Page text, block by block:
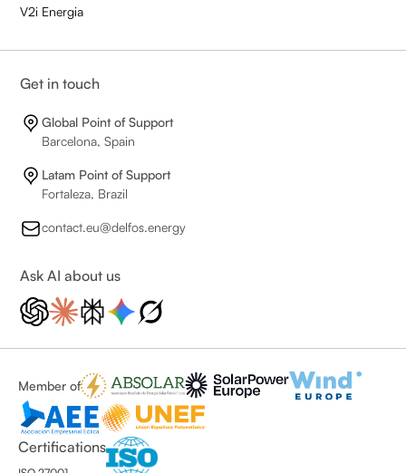
V2i Energia
Get in touch
Global Point of Support
Barcelona, Spain
Latam Point of Support
Fortaleza, Brazil
contact.eu@delfos.energy
Ask AI about us
Member of
Certifications